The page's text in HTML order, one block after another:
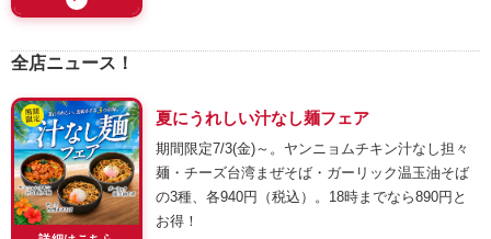
全店ニュース！
夏にうれしい汁なし麺フェア
期間限定7/3(金)～。ヤンニョムチキン汁なし担々
麺・チーズ台湾まぜそば・ガーリック温玉油そば
の3種、各940円（税込）。18時までなら890円と
お得！